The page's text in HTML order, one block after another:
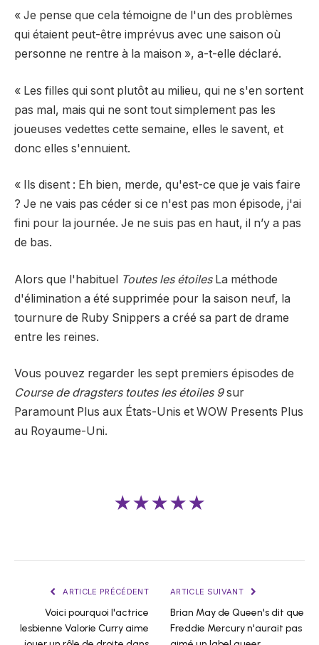
« Je pense que cela témoigne de l'un des problèmes
qui étaient peut-être imprévus avec une saison où
personne ne rentre à la maison », a-t-elle déclaré.
« Les filles qui sont plutôt au milieu, qui ne s'en sortent
pas mal, mais qui ne sont tout simplement pas les
joueuses vedettes cette semaine, elles le savent, et
donc elles s'ennuient.
« Ils disent : Eh bien, merde, qu'est-ce que je vais faire
? Je ne vais pas céder si ce n'est pas mon épisode, j'ai
fini pour la journée. Je ne suis pas en haut, il n’y a pas
de bas.
Alors que l'habituel Toutes les étoilesLa méthode
d'élimination a été supprimée pour la saison neuf, la
tournure de Ruby Snippers a créé sa part de drame
entre les reines.
Vous pouvez regarder les sept premiers épisodes de
Course de dragsters toutes les étoiles 9sur
Paramount Plus aux États-Unis et WOW Presents Plus
au Royaume-Uni.
★★★★★
ARTICLE PRÉCÉDENT
Voici pourquoi l'actrice
lesbienne Valorie Curry aime
ARTICLE SUIVANT
Brian May de Queen's dit que
Freddie Mercury n'aurait pas